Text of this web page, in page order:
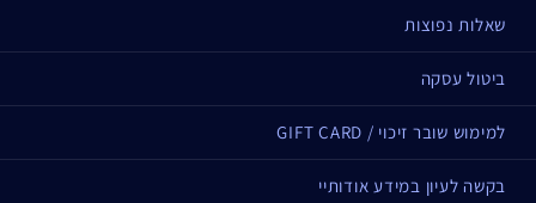
שאלות נפוצות
ביטול עסקה
למימוש שובר זיכוי / GIFT CARD
בקשה לעיון במידע אודותיי